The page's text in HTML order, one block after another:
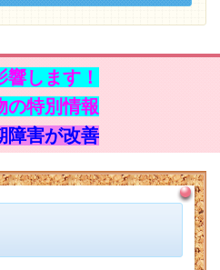
します！
の特別情報
障害が改善